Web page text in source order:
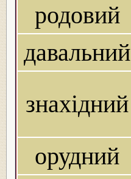
родовий
давальний
знахідний
орудний